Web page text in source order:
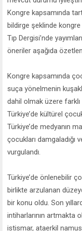
Kongre kapsamında
bildirge şeklinde
Tıp Dergisi’nde
öneriler aşağıda
Kongre kapsamında
suça yönelmenin
dahil olmak üzere
Türkiye’de kültürel
Türkiye’de medyanın
çocukları damgaladığı
vurgulandı.
Türkiye’de önlenebilir
birlikte arzulanan
bir konu oldu. Son
intiharlarının artmakta
istismar, ataerkil